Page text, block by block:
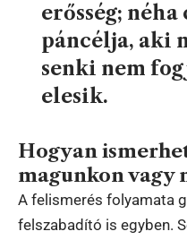
erősség;
páncélja, aki
senki nem
elesik.
Hogyan
magunkon vagy
A felismerés folyamata
felszabadító is egyben.